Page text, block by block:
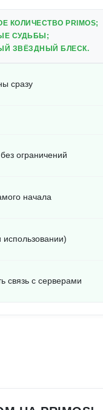
КОЛИЧЕСТВО PRIMOS;
СУДЬБЫ;
ЗВЁЗДНЫЙ БЛЕСК.
сразу
ограничений
начала
связь с серверами